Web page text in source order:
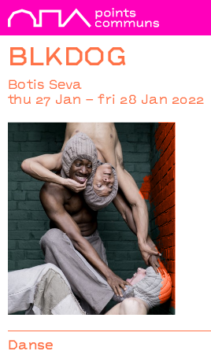
BLKDOG
Botis Seva
thu 27 Jan – fri 28 Jan 2022
BLKDOG
Botis Seva
Danse